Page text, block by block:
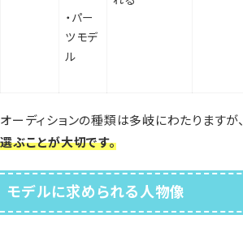
・パー
ツモデ
ル
オーディションの種類は多岐にわたりますが、
選ぶことが大切です。
モデルに求められる人物像